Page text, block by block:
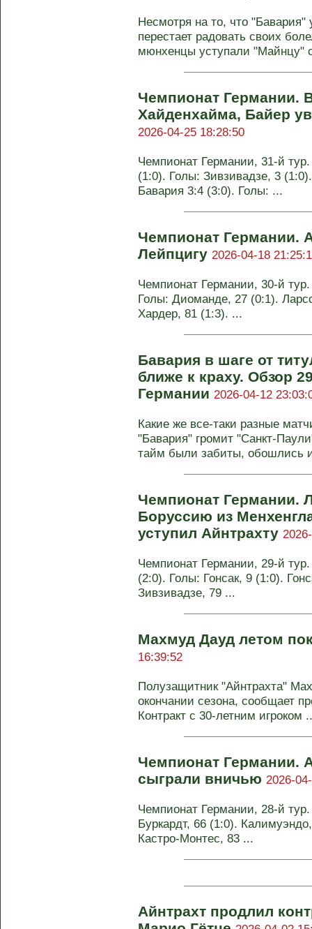
Несмотря на то, что
перестает радовать своих
мюнхенцы уступали "Майнцу"
Чемпионат Германии.
Хайденхайма, Байер
2026-04-25 18:28:50
Чемпионат Германии, 31-й
(1:0). Голы: Зивзивадзе, 3
Бавария 3:4 (3:0). Голы: ...
Чемпионат Германии.
Лейпцигу 2026-04-18
Чемпионат Германии, 30-й
Голы: Диоманде, 27 (0:1).
Хардер, 81 (1:3). ...
Бавария в шаге от
ближе к краху. Обзор
Германии 2026-04-12
Какие же все-таки разные
"Бавария" громит "Санкт-
тайм были забиты, обошлись
Чемпионат Германии.
Боруссию из
уступил Айнтрахту
Чемпионат Германии, 29-й
(2:0). Голы: Гонсак, 9 (1:0).
Зивзивадзе, 79 ...
Махмуд Дауд летом
16:39:52
Полузащитник "Айнтрахта"
окончании сезона, сообщает
Контракт с 30-летним игроком
Чемпионат Германии.
сыграли вничью 2026-
Чемпионат Германии, 28-й
Буркардт, 66 (1:0).
Кастро-Монтес, 83 ...
Айнтрахт продлил